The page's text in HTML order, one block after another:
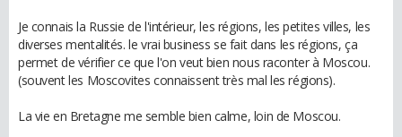
Je connais la Russie de l'intérieur, les régions, les petites villes, les
diverses mentalités. le vrai business se fait dans les régions, ça
permet de vérifier ce que l'on veut bien nous raconter à Moscou.
(souvent les Moscovites connaissent très mal les régions).
La vie en Bretagne me semble bien calme, loin de Moscou.